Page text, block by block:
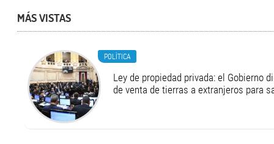
MÁS VISTAS
POLÍTICA
Ley de propiedad privada: el Gobierno
de venta de tierras a extranjeros para